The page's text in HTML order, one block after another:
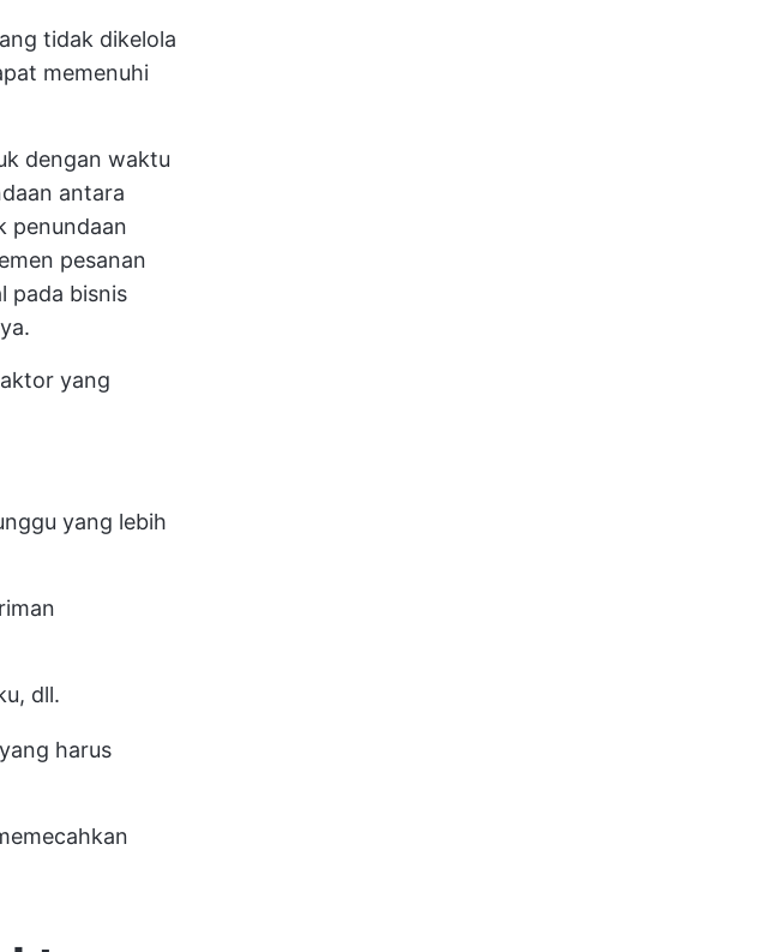
tidak dikelola
memenuhi
dengan waktu
antara
penundaan
pesanan
pada bisnis
yang
yang lebih
dll.
harus